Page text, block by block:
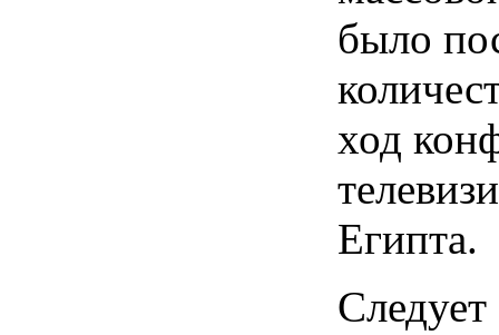
было
ход
Египта.